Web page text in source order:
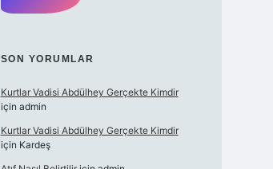
SON YORUMLAR
Kurtlar Vadisi Abdülhey Gerçekte Kimdir
için admin
Kurtlar Vadisi Abdülhey Gerçekte Kimdir
için Kardeş